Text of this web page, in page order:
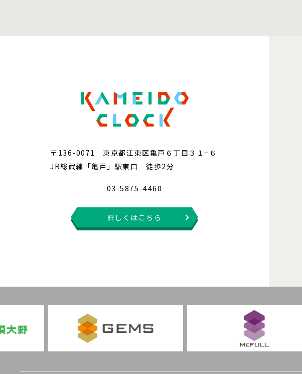
〒136-0071 東京都江東区亀戸６丁目３１−６
JR総武線「亀戸」駅東口 徒歩2分
03-5875-4460
詳しくはこちら